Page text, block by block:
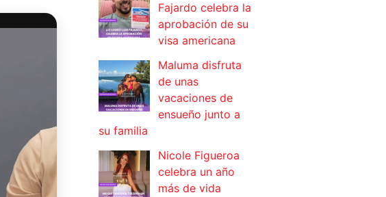
Fajardo celebra la
aprobación de su
visa americana
Maluma disfruta
de unas
vacaciones de
ensueño junto a
su familia
Nicole Figueroa
celebra un año
más de vida